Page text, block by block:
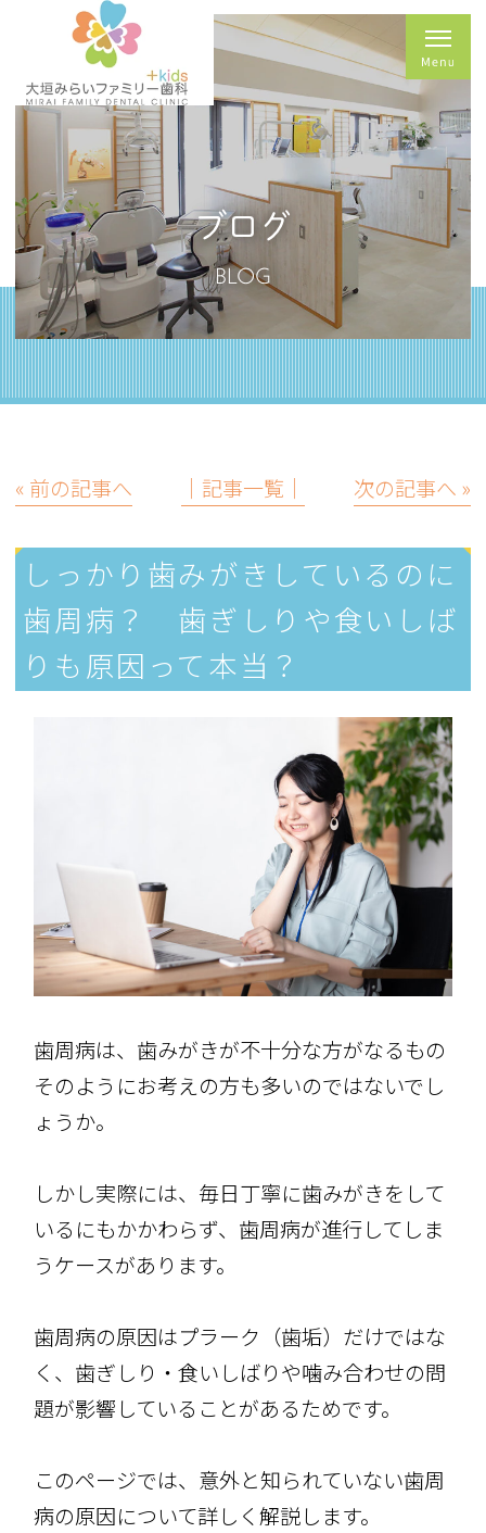
ブログ
BLOG
« 前の記事へ │記事一覧│ 次の記事へ »
しっかり歯みがきしているのに
歯周病？ 歯ぎしりや食いしば
りも原因って本当？
歯周病は、歯みがきが不十分な方がなるもの――
そのようにお考えの方も多いのではないでし
ょうか。
しかし実際には、毎日丁寧に歯みがきをして
いるにもかかわらず、歯周病が進行してしま
うケースがあります。
歯周病の原因はプラーク（歯垢）だけではな
く、歯ぎしり・食いしばりや噛み合わせの問
題が影響していることがあるためです。
このページでは、意外と知られていない歯周
病の原因について詳しく解説します。